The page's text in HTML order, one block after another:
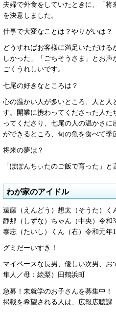
夫婦で外食をしていたときに、「
を決意しました。
仕事で大変なことは？やりがいは？
どうすればお客様に満足いただけ
しかった」「ごちそうさま」とお
ごくうれしいです。
七尾の好きなところは？
心の温かい人が多いところ、人と
す。開業に携わってくださった人
ってくださり、七尾の人の温かさ
ができるところ、旬の魚を食べて季
将来の夢は？
「ぽぽんちぃたのご飯で育った」
わが家のアイドル
遠藤（えんどう）想太（そうた）く
静那（しずな）ちゃん（中央）令和
泰志（たいし）くん（右）令和元年
グミだーいすき！
マイペースな長男、優しい次男、お
隼人／母：絵梨）田鶴浜町
急募！未就学のお子さんを募集中！
掲載を希望される人は、広報広聴課